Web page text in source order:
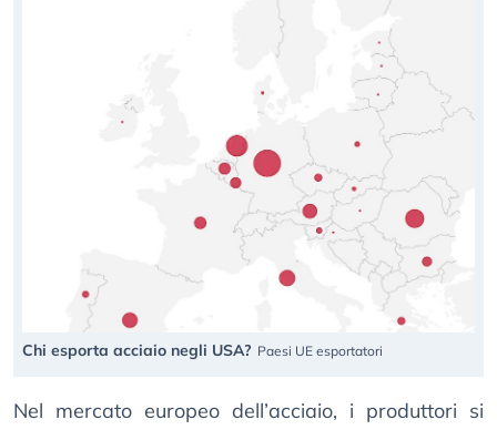
Chi esporta acciaio negli USA? Paesi UE esportatori
Nel mercato europeo dell’acciaio, i produttori si